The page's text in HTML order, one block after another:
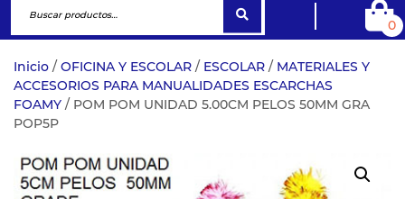
0
Inicio / OFICINA Y ESCOLAR / ESCOLAR / MATERIALES Y
ACCESORIOS PARA MANUALIDADES ESCARCHAS
FOAMY / POM POM UNIDAD 5.00CM PELOS 50MM GRA
POP5P